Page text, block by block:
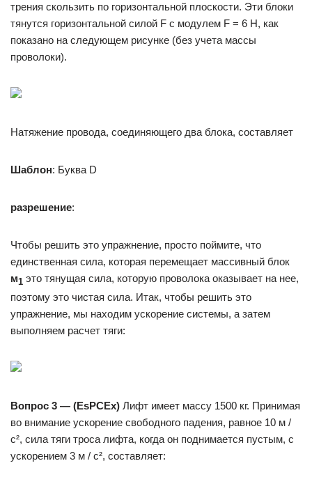
трения скользить по горизонтальной плоскости. Эти блоки
тянутся горизонтальной силой F с модулем F = 6 Н, как
показано на следующем рисунке (без учета массы
проволоки).
Натяжение провода, соединяющего два блока, составляет
Шаблон: Буква D
разрешение:
Чтобы решить это упражнение, просто поймите, что
единственная сила, которая перемещает массивный блок
м1 это тянущая сила, которую проволока оказывает на нее,
поэтому это чистая сила. Итак, чтобы решить это
упражнение, мы находим ускорение системы, а затем
выполняем расчет тяги:
Вопрос 3 — (EsPCEx) Лифт имеет массу 1500 кг. Принимая
во внимание ускорение свободного падения, равное 10 м /
с², сила тяги троса лифта, когда он поднимается пустым, с
ускорением 3 м / с², составляет: